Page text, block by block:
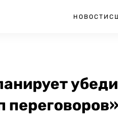
НОВОСТИ
переговоров»